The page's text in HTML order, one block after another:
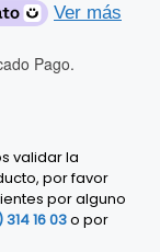
Ver más
Pago.
validar la
por favor
por alguno
314 16 03o por